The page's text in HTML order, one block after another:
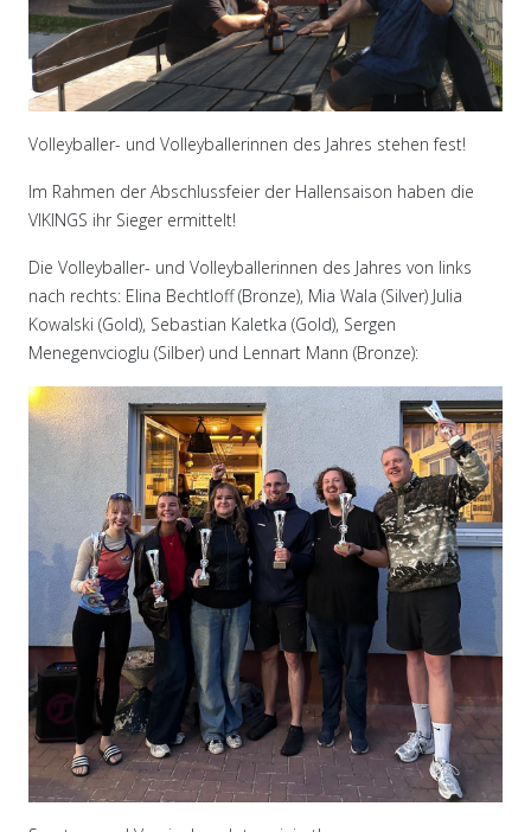
Volleyballer- und Volleyballerinnen des Jahres stehen fest!
Im Rahmen der Abschlussfeier der Hallensaison haben die
VIKINGS ihr Sieger ermittelt!
Die Volleyballer- und Volleyballerinnen des Jahres von links
nach rechts: Elina Bechtloff (Bronze), Mia Wala (Silver) Julia
Kowalski (Gold), Sebastian Kaletka (Gold), Sergen
Menegenvcioglu (Silber) und Lennart Mann (Bronze):